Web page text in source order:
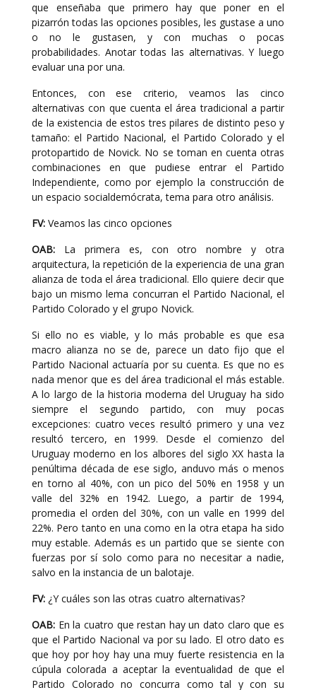
que enseñaba que primero hay que poner en el
pizarrón todas las opciones posibles, les gustase a uno
o no le gustasen, y con muchas o pocas
probabilidades. Anotar todas las alternativas. Y luego
evaluar una por una.
Entonces, con ese criterio, veamos las cinco
alternativas con que cuenta el área tradicional a partir
de la existencia de estos tres pilares de distinto peso y
tamaño: el Partido Nacional, el Partido Colorado y el
protopartido de Novick. No se toman en cuenta otras
combinaciones en que pudiese entrar el Partido
Independiente, como por ejemplo la construcción de
un espacio socialdemócrata, tema para otro análisis.
FV: Veamos las cinco opciones
OAB: La primera es, con otro nombre y otra
arquitectura, la repetición de la experiencia de una gran
alianza de toda el área tradicional. Ello quiere decir que
bajo un mismo lema concurran el Partido Nacional, el
Partido Colorado y el grupo Novick.
Si ello no es viable, y lo más probable es que esa
macro alianza no se de, parece un dato fijo que el
Partido Nacional actuaría por su cuenta. Es que no es
nada menor que es del área tradicional el más estable.
A lo largo de la historia moderna del Uruguay ha sido
siempre el segundo partido, con muy pocas
excepciones: cuatro veces resultó primero y una vez
resultó tercero, en 1999. Desde el comienzo del
Uruguay moderno en los albores del siglo XX hasta la
penúltima década de ese siglo, anduvo más o menos
en torno al 40%, con un pico del 50% en 1958 y un
valle del 32% en 1942. Luego, a partir de 1994,
promedia el orden del 30%, con un valle en 1999 del
22%. Pero tanto en una como en la otra etapa ha sido
muy estable. Además es un partido que se siente con
fuerzas por sí solo como para no necesitar a nadie,
salvo en la instancia de un balotaje.
FV: ¿Y cuáles son las otras cuatro alternativas?
OAB: En la cuatro que restan hay un dato claro que es
que el Partido Nacional va por su lado. El otro dato es
que hoy por hoy hay una muy fuerte resistencia en la
cúpula colorada a aceptar la eventualidad de que el
Partido Colorado no concurra como tal y con su